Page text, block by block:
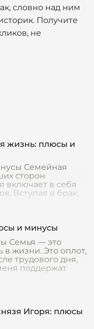
словно над ним
Получите
не
жизнь: плюсы и
Семейная
сторон
включает в себя
Вступая в брак,
и минусы
Семья — это
в жизни. Это оплот,
трудового дня,
поддержат
Игоря: плюсы